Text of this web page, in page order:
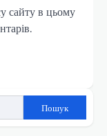
сайту в цьому
Пошук